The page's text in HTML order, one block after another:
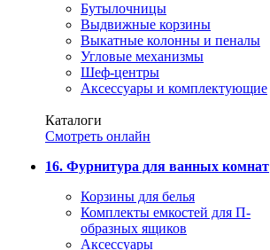
Бутылочницы
Выдвижные корзины
Выкатные колонны и пеналы
Угловые механизмы
Шеф-центры
Аксессуары и комплектующие
Каталоги
Смотреть онлайн
16. Фурнитура для ванных комнат
Корзины для белья
Комплекты емкостей для П-
образных ящиков
Аксессуары